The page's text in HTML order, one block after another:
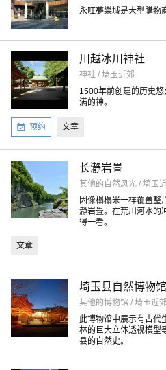
永旺夢樂城是大型購物
川越冰川神社
神社 / 埼玉近郊
1500年前创建的历史
满的神。
预约 文章
长瀞岩畳
其他的自然风光 / 埼玉
因像榻榻米一样覆盖整
瀞岩畳。在荒川河水的
得一看。
文章
埼玉县自然博物馆
其他的博物馆 / 埼玉近郊
此博物馆中展示有古代
林的巨大立体透视模型
县的自然史。